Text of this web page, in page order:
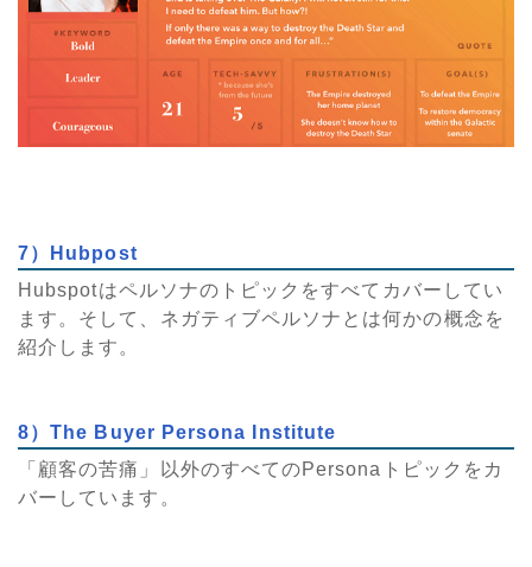
7）Hubpost
Hubspotはペルソナのトピックをすべてカバーしてい
ます。そして、ネガティブペルソナとは何かの概念を
紹介します。
8）The Buyer Persona Institute
「顧客の苦痛」以外のすべてのPersonaトピックをカ
バーしています。